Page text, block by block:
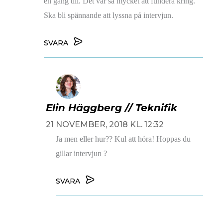
Ska bli spännande att lyssna på intervjun.
SVARA
Elin Häggberg // Teknifik
21 NOVEMBER, 2018 KL. 12:32
Ja men eller hur?? Kul att höra! Hoppas du
gillar intervjun ?
SVARA